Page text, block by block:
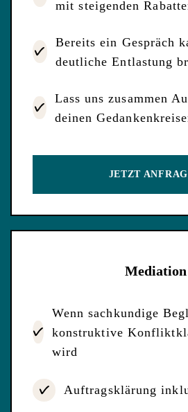
mit steigenden
Bereits ein Gespräch
deutliche Entlastung
Lass uns zusammen
deinen
JETZT
Mediation
Wenn sachkundige
konstruktive
wird
Auftragsklärung